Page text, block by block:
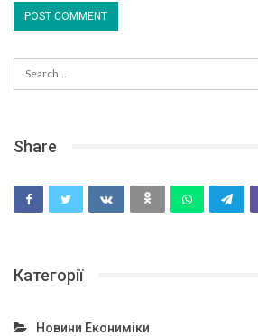
Share
Категорії
Новини Екониміки